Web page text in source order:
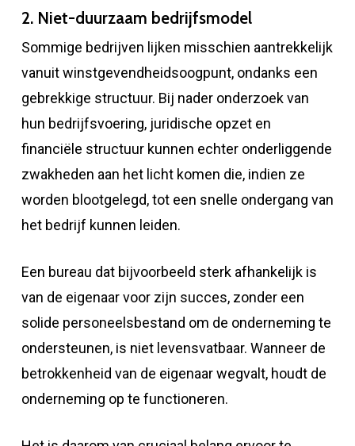
2. Niet-duurzaam bedrijfsmodel
Sommige bedrijven lijken misschien aantrekkelijk
vanuit winstgevendheidsoogpunt, ondanks een
gebrekkige structuur. Bij nader onderzoek van
hun bedrijfsvoering, juridische opzet en
financiële structuur kunnen echter onderliggende
zwakheden aan het licht komen die, indien ze
worden blootgelegd, tot een snelle ondergang van
het bedrijf kunnen leiden.
Een bureau dat bijvoorbeeld sterk afhankelijk is
van de eigenaar voor zijn succes, zonder een
solide personeelsbestand om de onderneming te
ondersteunen, is niet levensvatbaar. Wanneer de
betrokkenheid van de eigenaar wegvalt, houdt de
onderneming op te functioneren.